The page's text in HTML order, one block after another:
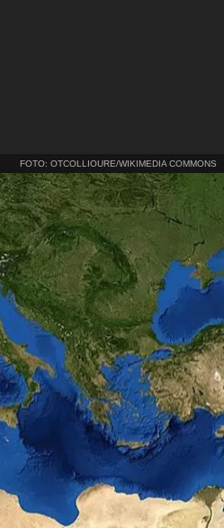
FOTO: OTCOLLIOURE/WIKIMEDIA COMMONS